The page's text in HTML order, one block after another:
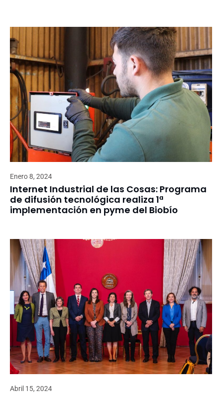
Enero 8, 2024
Internet Industrial de las Cosas: Programa
de difusión tecnológica realiza 1ª
implementación en pyme del Biobío
Abril 15, 2024